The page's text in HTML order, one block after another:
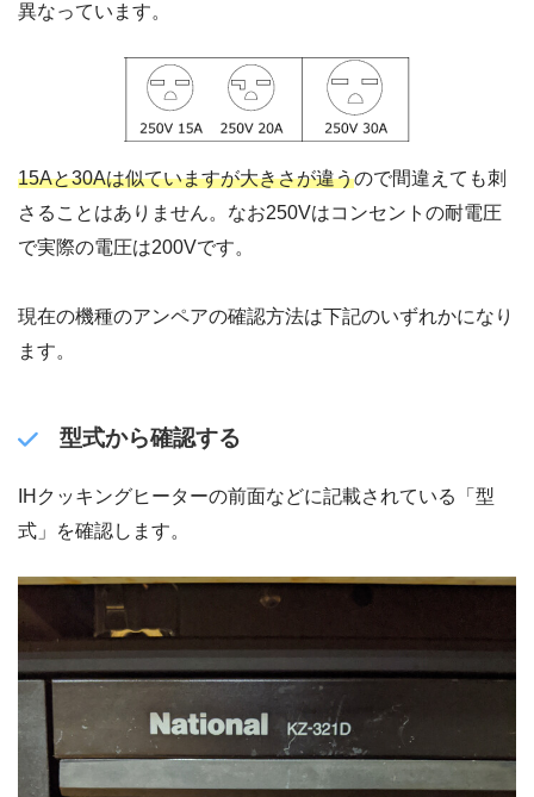
異なっています。
15Aと30Aは似ていますが大きさが違うので間違えても刺
さることはありません。なお250Vはコンセントの耐電圧
で実際の電圧は200Vです。
現在の機種のアンペアの確認方法は下記のいずれかになり
ます。
型式から確認する
IHクッキングヒーターの前面などに記載されている「型
式」を確認します。